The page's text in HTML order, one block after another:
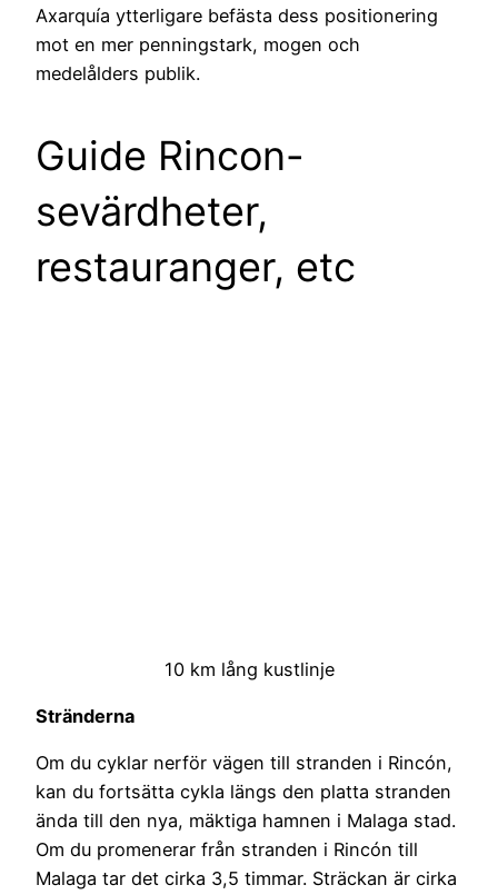
Axarquía ytterligare befästa dess positionering
mot en mer penningstark, mogen och
medelålders publik.
Guide Rincon-
sevärdheter,
restauranger, etc
10 km lång kustlinje
Stränderna
Om du cyklar nerför vägen till stranden i Rincón,
kan du fortsätta cykla längs den platta stranden
ända till den nya, mäktiga hamnen i Malaga stad.
Om du promenerar från stranden i Rincón till
Malaga tar det cirka 3,5 timmar. Sträckan är cirka